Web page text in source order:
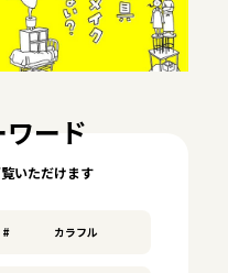
ード
いただけます
カラフル